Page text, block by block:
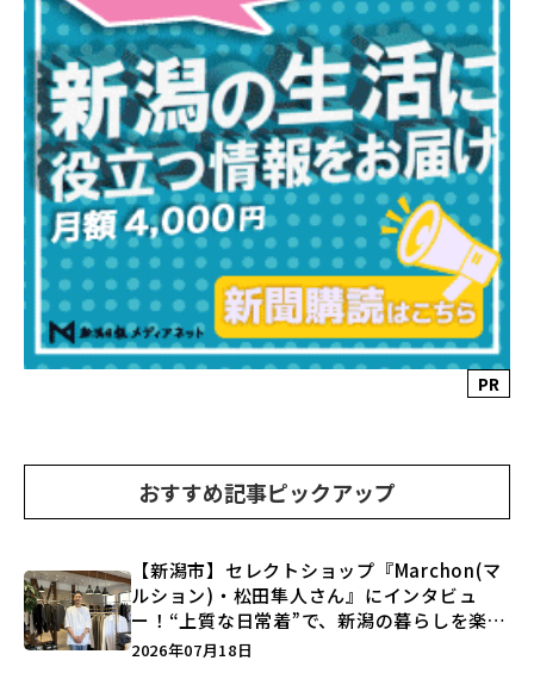
PR
おすすめ記事ピックアップ
【新潟市】セレクトショップ『Marchon(マ
ルション)・松田隼人さん』にインタビュ
ー！“上質な日常着”で、新潟の暮らしを楽し
む提案とは？
2026年07月18日